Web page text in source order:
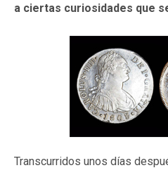
a ciertas curiosidades que
Transcurridos unos días